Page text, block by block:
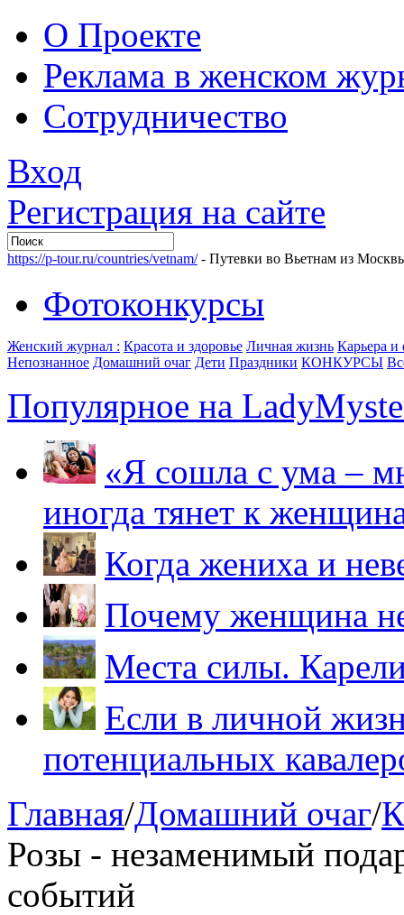
О Проекте
Реклама в женском
Сотрудничество
Вход
Регистрация на сайте
https://p-tour.ru/countries/vetnam/- Путевки во Вьетнам из
Фотоконкурсы
Женский журнал : Красота и здоровье Личная жизнь Карьера
Непознанное Домашний очаг Дети Праздники КОНКУРСЫ
Популярное на
«Я сошла с ума –
иногда тянет к
Когда жениха и
Почему женщина
Места силы.
Если в личной
потенциальных
Главная/Домашний очаг/
Розы - незаменимый
событий